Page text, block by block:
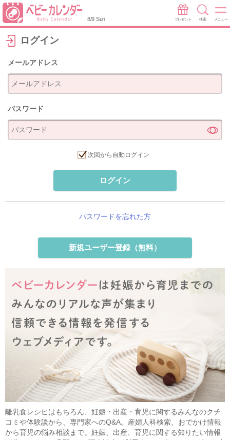
8/9 Sun プレゼント 検索 メニュー
ログイン
メールアドレス
パスワード
次回から自動ログイン
ログイン
パスワードを忘れた方
新規ユーザー登録（無料）
離乳食レシピはもちろん、妊娠・出産・育児に関するみんなのクチ
コミや体験談から、専門家へのQ&A。産婦人科検索、おでかけ情報
から育児の悩み相談まで。妊娠、出産、育児に関する知りたい情報